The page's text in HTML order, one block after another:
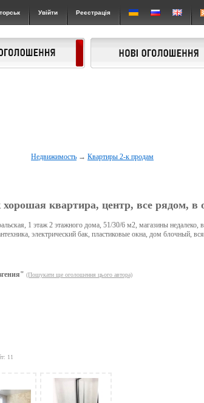
Увійти Реєстрація
Недвижимость →Квартиры 2-к продам
квартира, центр, все рядом, в
1 этаж 2 этажного дома, 51/30/6 м2, магазины недалеко,
электрический бак, пластиковые окна, дом блочный,
(Пошукати ще оголошення цього автора)
11